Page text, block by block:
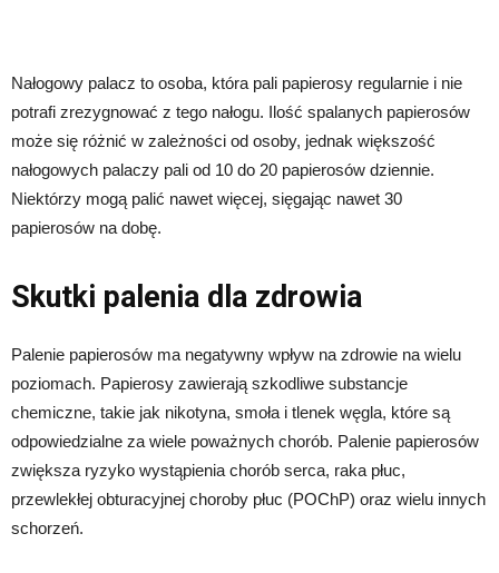
Nałogowy palacz to osoba, która pali papierosy regularnie i nie
potrafi zrezygnować z tego nałogu. Ilość spalanych papierosów
może się różnić w zależności od osoby, jednak większość
nałogowych palaczy pali od 10 do 20 papierosów dziennie.
Niektórzy mogą palić nawet więcej, sięgając nawet 30
papierosów na dobę.
Skutki palenia dla zdrowia
Palenie papierosów ma negatywny wpływ na zdrowie na wielu
poziomach. Papierosy zawierają szkodliwe substancje
chemiczne, takie jak nikotyna, smoła i tlenek węgla, które są
odpowiedzialne za wiele poważnych chorób. Palenie papierosów
zwiększa ryzyko wystąpienia chorób serca, raka płuc,
przewlekłej obturacyjnej choroby płuc (POChP) oraz wielu innych
schorzeń.